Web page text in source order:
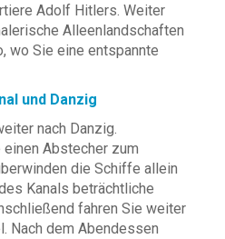
Adolf Hitlers. Weiter
Alleenlandschaften
wo Sie eine entspannte
und Danzig
nach Danzig.
Abstecher zum
die Schiffe allein
Kanals beträchtliche
fahren Sie weiter
Nach dem Abendessen